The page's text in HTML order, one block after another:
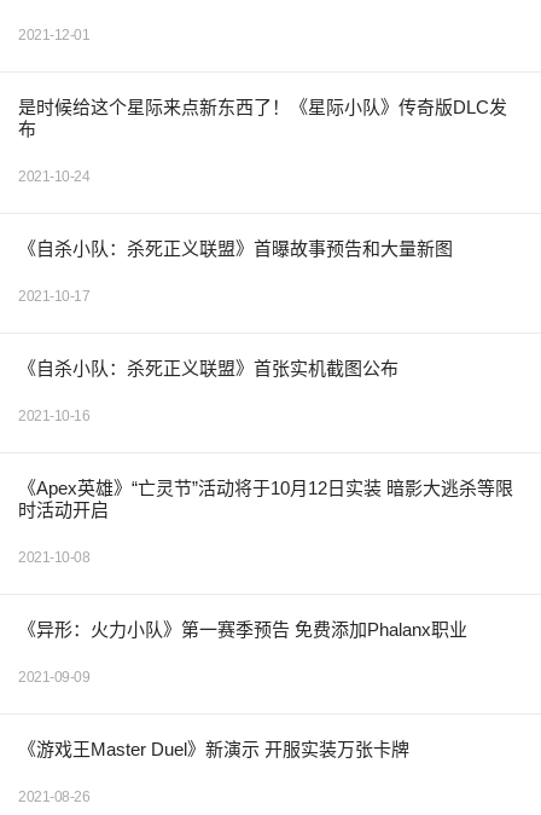
2021-12-01
是时候给这个星际来点新东西了！《星际小队》传奇版DLC发
布
2021-10-24
《自杀小队：杀死正义联盟》首曝故事预告和大量新图
2021-10-17
《自杀小队：杀死正义联盟》首张实机截图公布
2021-10-16
《Apex英雄》“亡灵节”活动将于10月12日实装 暗影大逃杀等限
时活动开启
2021-10-08
《异形：火力小队》第一赛季预告 免费添加Phalanx职业
2021-09-09
《游戏王Master Duel》新演示 开服实装万张卡牌
2021-08-26